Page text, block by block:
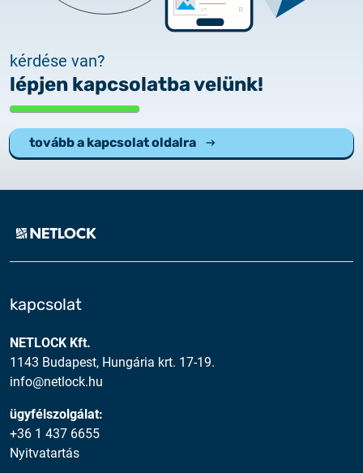
kérdése van?
lépjen kapcsolatba velünk!
tovább a kapcsolat oldalra
kapcsolat
NETLOCK Kft.
1143 Budapest, Hungária krt. 17-19.
info@netlock.hu
ügyfélszolgálat:
+36 1 437 6655
Nyitvatartás